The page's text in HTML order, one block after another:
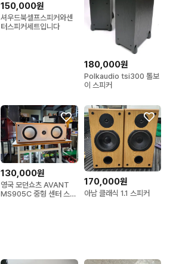
150,000원
셔우드북셀프스피커와센
터스피커세트입니다
180,000원
Polkaudio tsi300 톨보
이 스피커
130,000원
영국 모던쇼츠 AVANT
MS905C 중형 센터 스피
170,000원
아남 클래식 1.1 스피커